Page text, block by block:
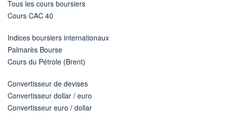
Tous les cours boursiers
Cours CAC 40
Indices boursiers internationaux
Palmarès Bourse
Cours du Pétrole (Brent)
Convertisseur de devises
Convertisseur dollar / euro
Convertisseur euro / dollar